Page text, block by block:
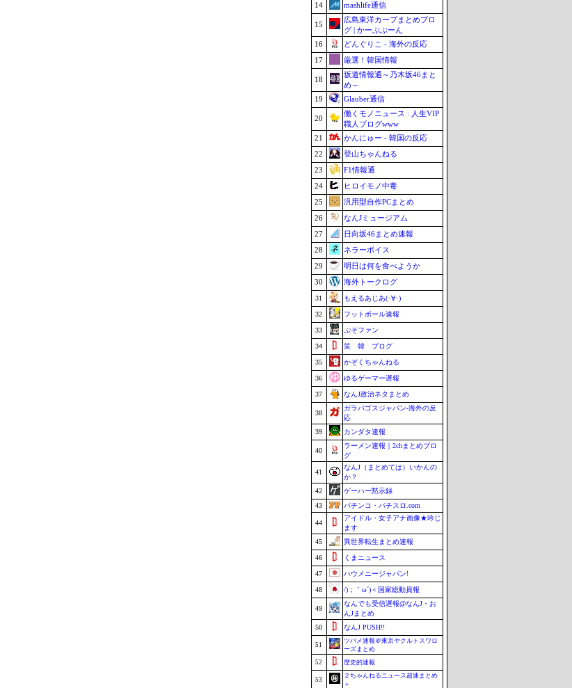
14
mashlife通信
15
広島東洋カープまとめブロ
グ | かーぷぶーん
16
どんぐりこ - 海外の反応
17
厳選！韓国情報
18
坂道情報通～乃木坂46まと
め～
19
Glauber通信
20
働くモノニュース : 人生VIP
職人ブログwww
21
かんにゅー - 韓国の反応
22
登山ちゃんねる
23
F1情報通
24
ヒロイモノ中毒
25
汎用型自作PCまとめ
26
なんJミュージアム
27
日向坂46まとめ速報
28
ネラーボイス
29
明日は何を食べようか
30
海外トークログ
31 もえるあじあ(･∀･)
32 フットボール速報
33 ぷそファン
34 笑 韓 ブログ
35 かぞくちゃんねる
36 ゆるゲーマー遅報
37 なんJ政治ネタまとめ
38
ガラパゴスジャパン-海外の反
応
39
カンダタ速報
40
ラーメン速報｜2chまとめブロ
グ
41
なんJ（まとめては）いかんの
か？
42
ゲーハー黙示録
43
パチンコ・パチスロ.com
44
アイドル・女子アナ画像★吟じ
ます
45
異世界転生まとめ速報
46 くまニュース
47 ハウメニージャパン!
48 /)；｀ω´)＜国家総動員報
49
なんでも受信遅報@なんJ・お
んJまとめ
50
なんJ PUSH!!
51
ツバメ速報＠東京ヤクルトスワロ
ーズまとめ
52
歴史的速報
53
２ちゃんねるニュース超速まとめ
＋